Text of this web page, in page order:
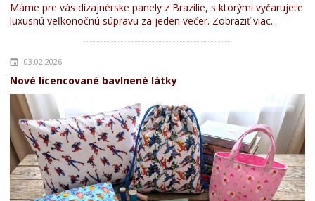
Máme pre vás dizajnérske panely z Brazílie, s ktorými vyčarujete
luxusnú veľkonočnú súpravu za jeden večer. Zobraziť viac...
03.02.2026
Nové licencované bavlnené látky